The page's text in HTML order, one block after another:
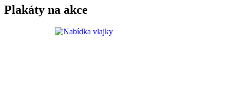
Plakáty na akce